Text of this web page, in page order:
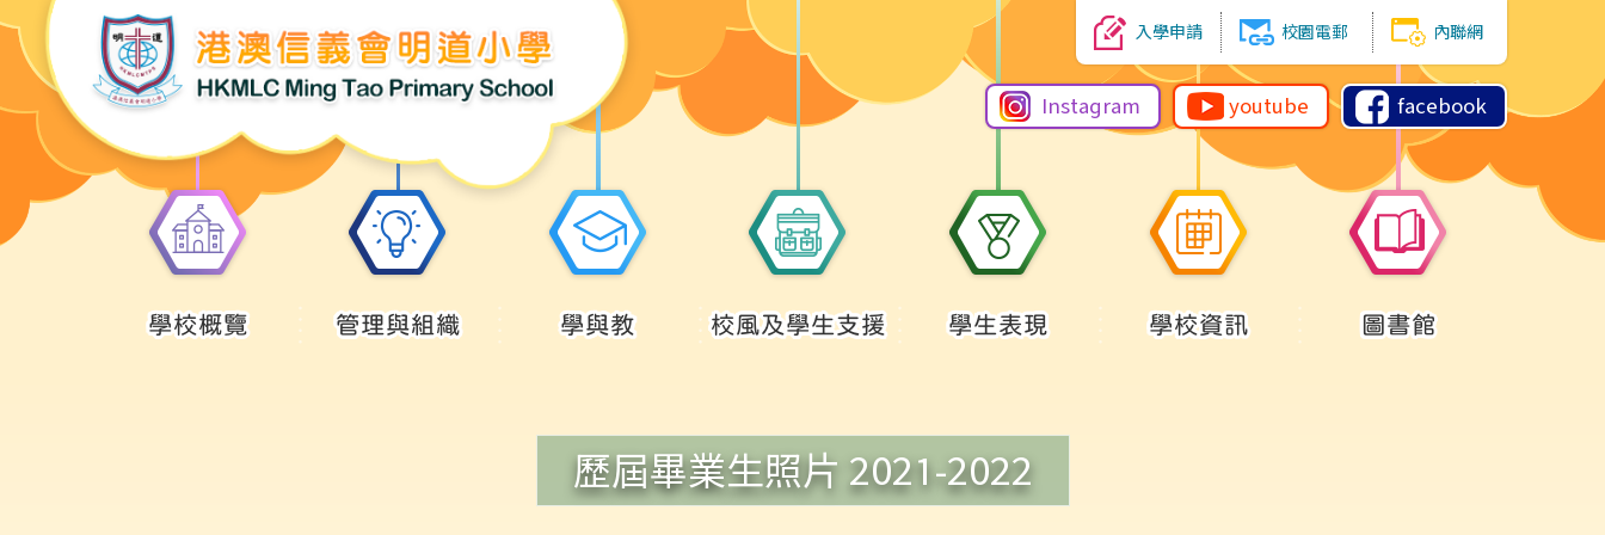
入學申請 校園電郵 內聯網
Instagram youtube facebook
學校概覽 管理與組織 學與教 校風及學生支援 學生表現 學校資訊 圖書館
歷屆畢業生照片 2021-2022